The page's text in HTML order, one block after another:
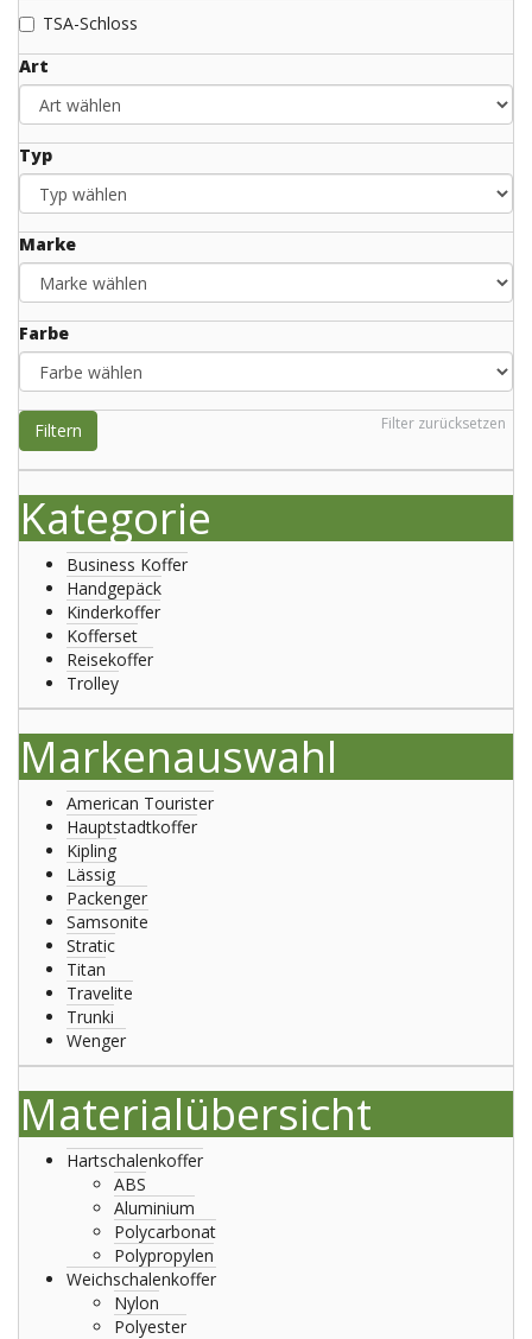
TSA-Schloss
Art
Typ
Marke
Farbe
Filter zurücksetzen
Filtern
Kategorie
Business Koffer
Handgepäck
Kinderkoffer
Kofferset
Reisekoffer
Trolley
Markenauswahl
American Tourister
Hauptstadtkoffer
Kipling
Lässig
Packenger
Samsonite
Stratic
Titan
Travelite
Trunki
Wenger
Materialübersicht
Hartschalenkoffer
ABS
Aluminium
Polycarbonat
Polypropylen
Weichschalenkoffer
Nylon
Polyester